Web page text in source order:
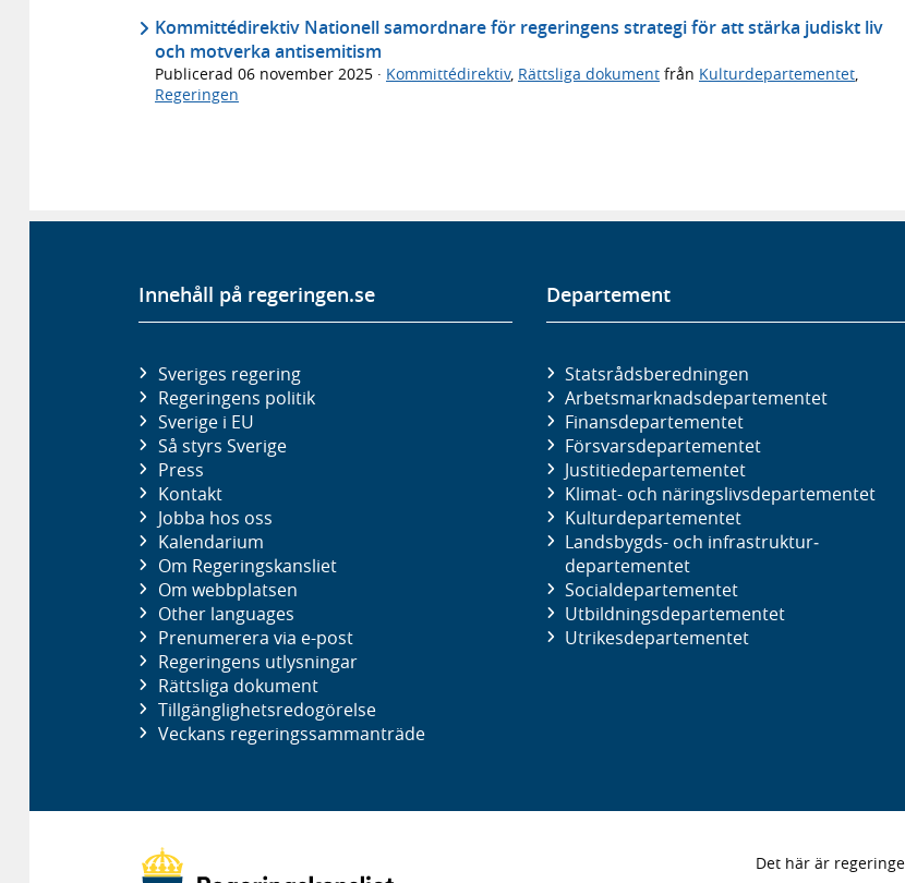
Kommittédirektiv Nationell samordnare för regeringens strategi för att stärka judiskt liv
och motverka antisemitism
Publicerad 06 november 2025 · Kommittédirektiv, Rättsliga dokument från Kulturdepartementet,
Regeringen
Innehåll på regeringen.se
Sveriges regering
Regeringens politik
Sverige i EU
Så styrs Sverige
Press
Kontakt
Jobba hos oss
Kalendarium
Om Regeringskansliet
Om webbplatsen
Other languages
Prenumerera via e-post
Regeringens utlysningar
Rättsliga dokument
Tillgänglighetsredogörelse
Veckans regeringssammanträde
Departement
Statsrådsberedningen
Arbetsmarknads­departementet
Finans­departementet
Försvars­departementet
Justitie­departementet
Klimat- och näringslivs­departementet
Kultur­departementet
Landsbygds- och infrastruktur­
departementet
Social­departementet
Utbildnings­departementet
Utrikes­departementet
Det här är